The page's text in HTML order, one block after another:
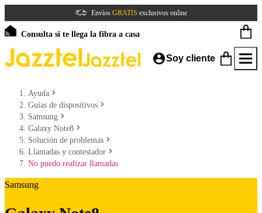
Envíos GRATIS exclusivos online
Consulta si te llega la fibra a casa
Soy cliente
Ayuda
Guías de dispositivos
Samsung
Galaxy Note8
Solución de problemas
Llamadas y contestador
No puedo realizar llamadas
Samsung